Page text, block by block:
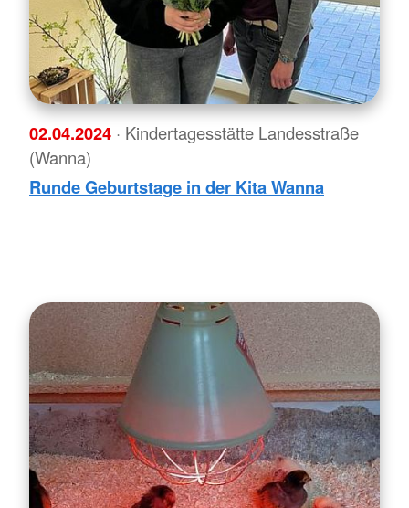
02.04.2024 · Kindertagesstätte Landesstraße
(Wanna)
Runde Geburtstage in der Kita Wanna